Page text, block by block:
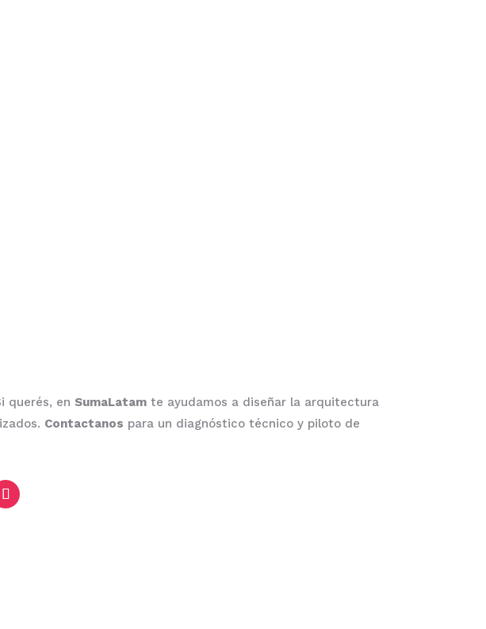
querés, en SumaLatam te ayudamos a diseñar la arquitectura
Contactanos para un diagnóstico técnico y piloto de